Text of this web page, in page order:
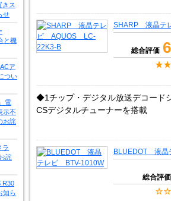
きス
せ
と機
ア
つい
電
示不
お詫
ラ
詫
R30
知ら
SHARP 液晶テ
総合評価
◆1チップ・デジタル放送デコード
CSデジタルチューナーを搭載
BLUEDOT 液晶
総合評価